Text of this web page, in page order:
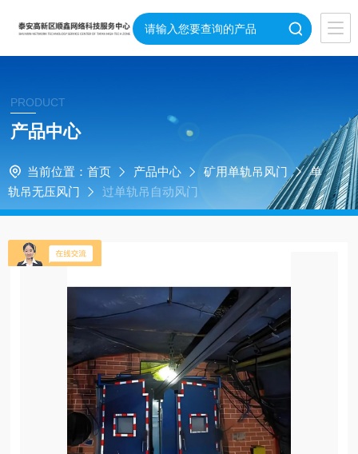
PRODUCT
产品中心
当前位置： 首页 产品中心 矿用单轨吊风门
单
轨吊无压风门
过单轨吊自动风门